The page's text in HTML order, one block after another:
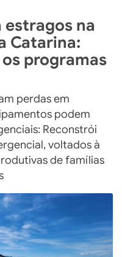
estragos na
Catarina:
programas
perdas em
podem
Reconstrói
voltados à
de famílias